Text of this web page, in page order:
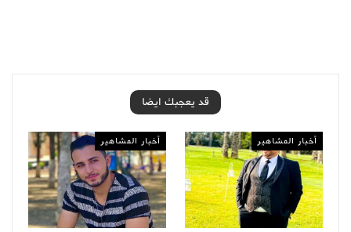
قد يعجبك ايضا
أخبار المشاهير أخبار المشاهير